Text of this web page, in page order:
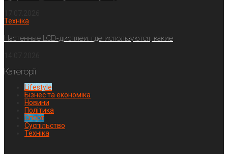
Техніка
Настенные LCD-дисплеи: где используются, какие
Категорії
Lifestyle
Бізнес та економіка
Новини
Політика
Спорт
Суспільство
Техніка